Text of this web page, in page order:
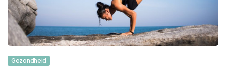
Gezondheid